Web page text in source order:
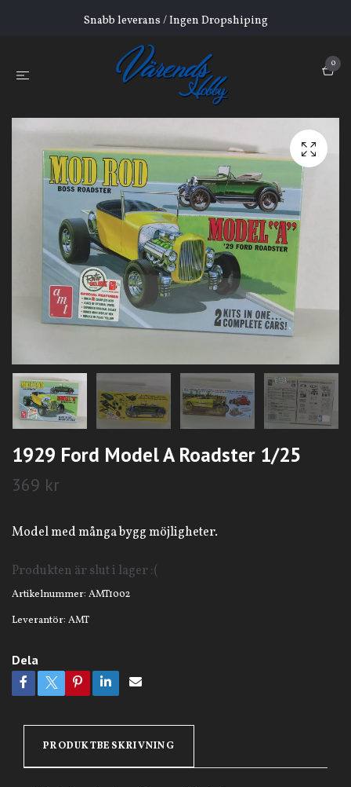
Snabb leverans / Ingen Dropshiping
0
1929 Ford Model A Roadster 1/25
369 kr
Model med många bygg möjligheter.
Produkten är slut i lager :(
Artikelnummer: AMT1002
Leverantör: AMT
Dela
PRODUKTBESKRIVNING